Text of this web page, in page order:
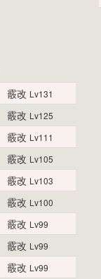
霰改 Lv131
霰改 Lv125
霰改 Lv111
霰改 Lv105
霰改 Lv103
霰改 Lv100
霰改 Lv99
霰改 Lv99
霰改 Lv99